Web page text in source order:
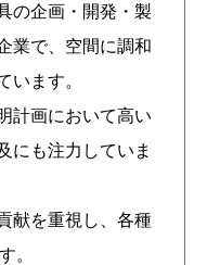
の企画・開発・製
業で、空間に調和
います。
計画において高い
にも注力していま
献を重視し、各種
。